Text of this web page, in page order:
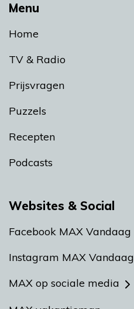
Menu
Home
TV & Radio
Prijsvragen
Puzzels
Recepten
Podcasts
Websites & Social
Facebook MAX Vandaag
Instagram MAX Vandaag
MAX op sociale media